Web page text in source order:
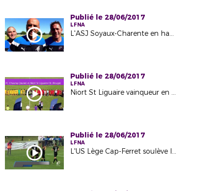
Publié le 28/06/2017
LFNA
L'ASJ Soyaux-Charente en haut du Centre-Ouest
Publié le 28/06/2017
LFNA
Niort St Liguaire vainqueur en Coupe du Centre-Ouest
Publié le 28/06/2017
LFNA
L'US Lège Cap-Ferret soulève la Coupe de la Région